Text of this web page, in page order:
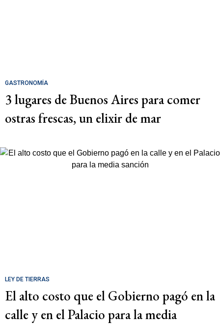
GASTRONOMÍA
3 lugares de Buenos Aires para comer
ostras frescas, un elixir de mar
LEY DE TIERRAS
El alto costo que el Gobierno pagó en la
calle y en el Palacio para la media